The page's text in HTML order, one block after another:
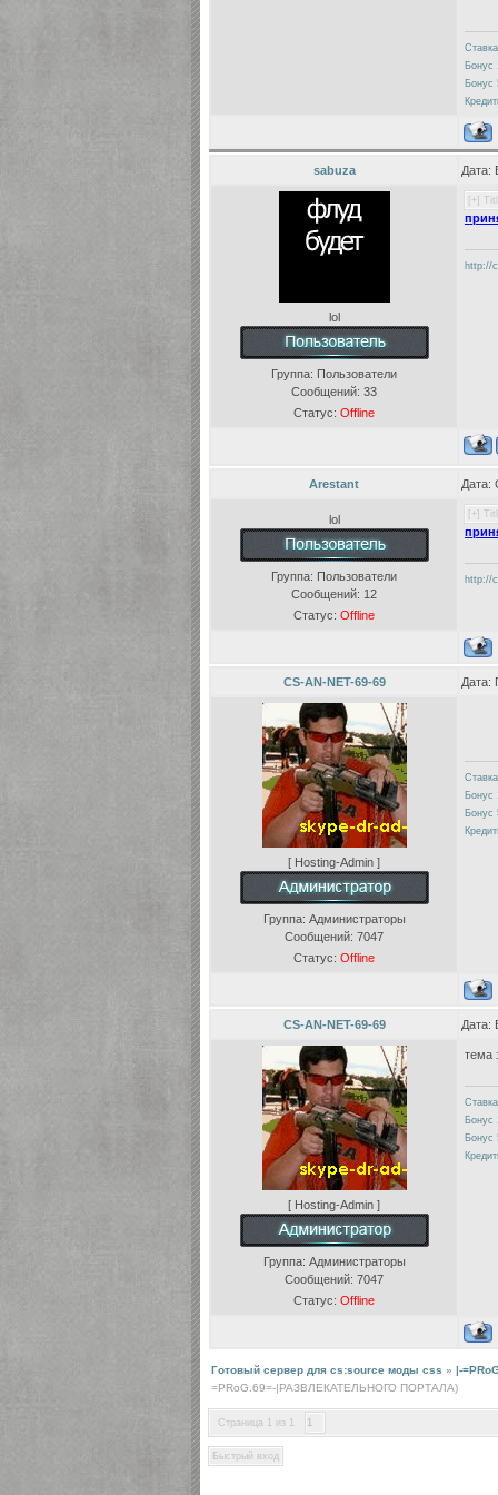
Бонус
Бонус
sabuza Дата:
lol
Группа: Пользователи
Сообщений: 33
Статус: Offline
http://
Arestant Дата:
lol
Группа: Пользователи
Сообщений: 12
Статус: Offline
http://
CS-AN-NET-69-69 Дата:
[ Hosting-Admin ]
Группа: Администраторы
Сообщений: 7047
Статус: Offline
Бонус
Бонус
CS-AN-NET-69-69 Дата:
[ Hosting-Admin ]
Группа: Администраторы
Сообщений: 7047
Статус: Offline
тема
Бонус
Бонус
Готовый сервер для cs:source моды css » |-
=PRoG.69=-|РАЗВЛЕКАТЕЛЬНОГО ПОРТАЛА)
Страница 1 из 1 1